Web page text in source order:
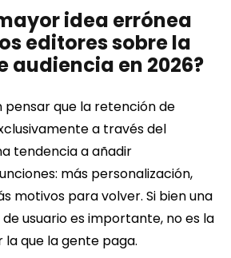
idea errónea
editores sobre la
audiencia en 2026?
pensar que la retención de
a través del
tendencia a añadir
más personalización,
motivos para volver. Si bien una
usuario es importante, no es la
que la gente paga.